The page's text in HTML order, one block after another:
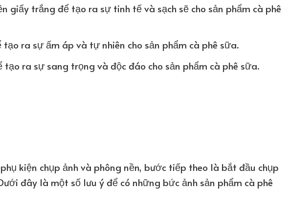
giấy trắng để tạo ra sự tinh tế và sạch sẽ cho sản phẩm cà phê
ra sự ấm áp và tự nhiên cho sản phẩm cà phê sữa.
tạo ra sự sang trọng và độc đáo cho sản phẩm cà phê sữa.
kiện chụp ảnh và phông nền, bước tiếp theo là bắt đầu chụp
đây là một số lưu ý để có những bức ảnh sản phẩm cà phê